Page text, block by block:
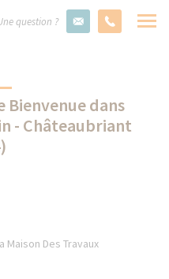
question ?
Bienvenue dans
- Châteaubriant
Maison Des Travaux